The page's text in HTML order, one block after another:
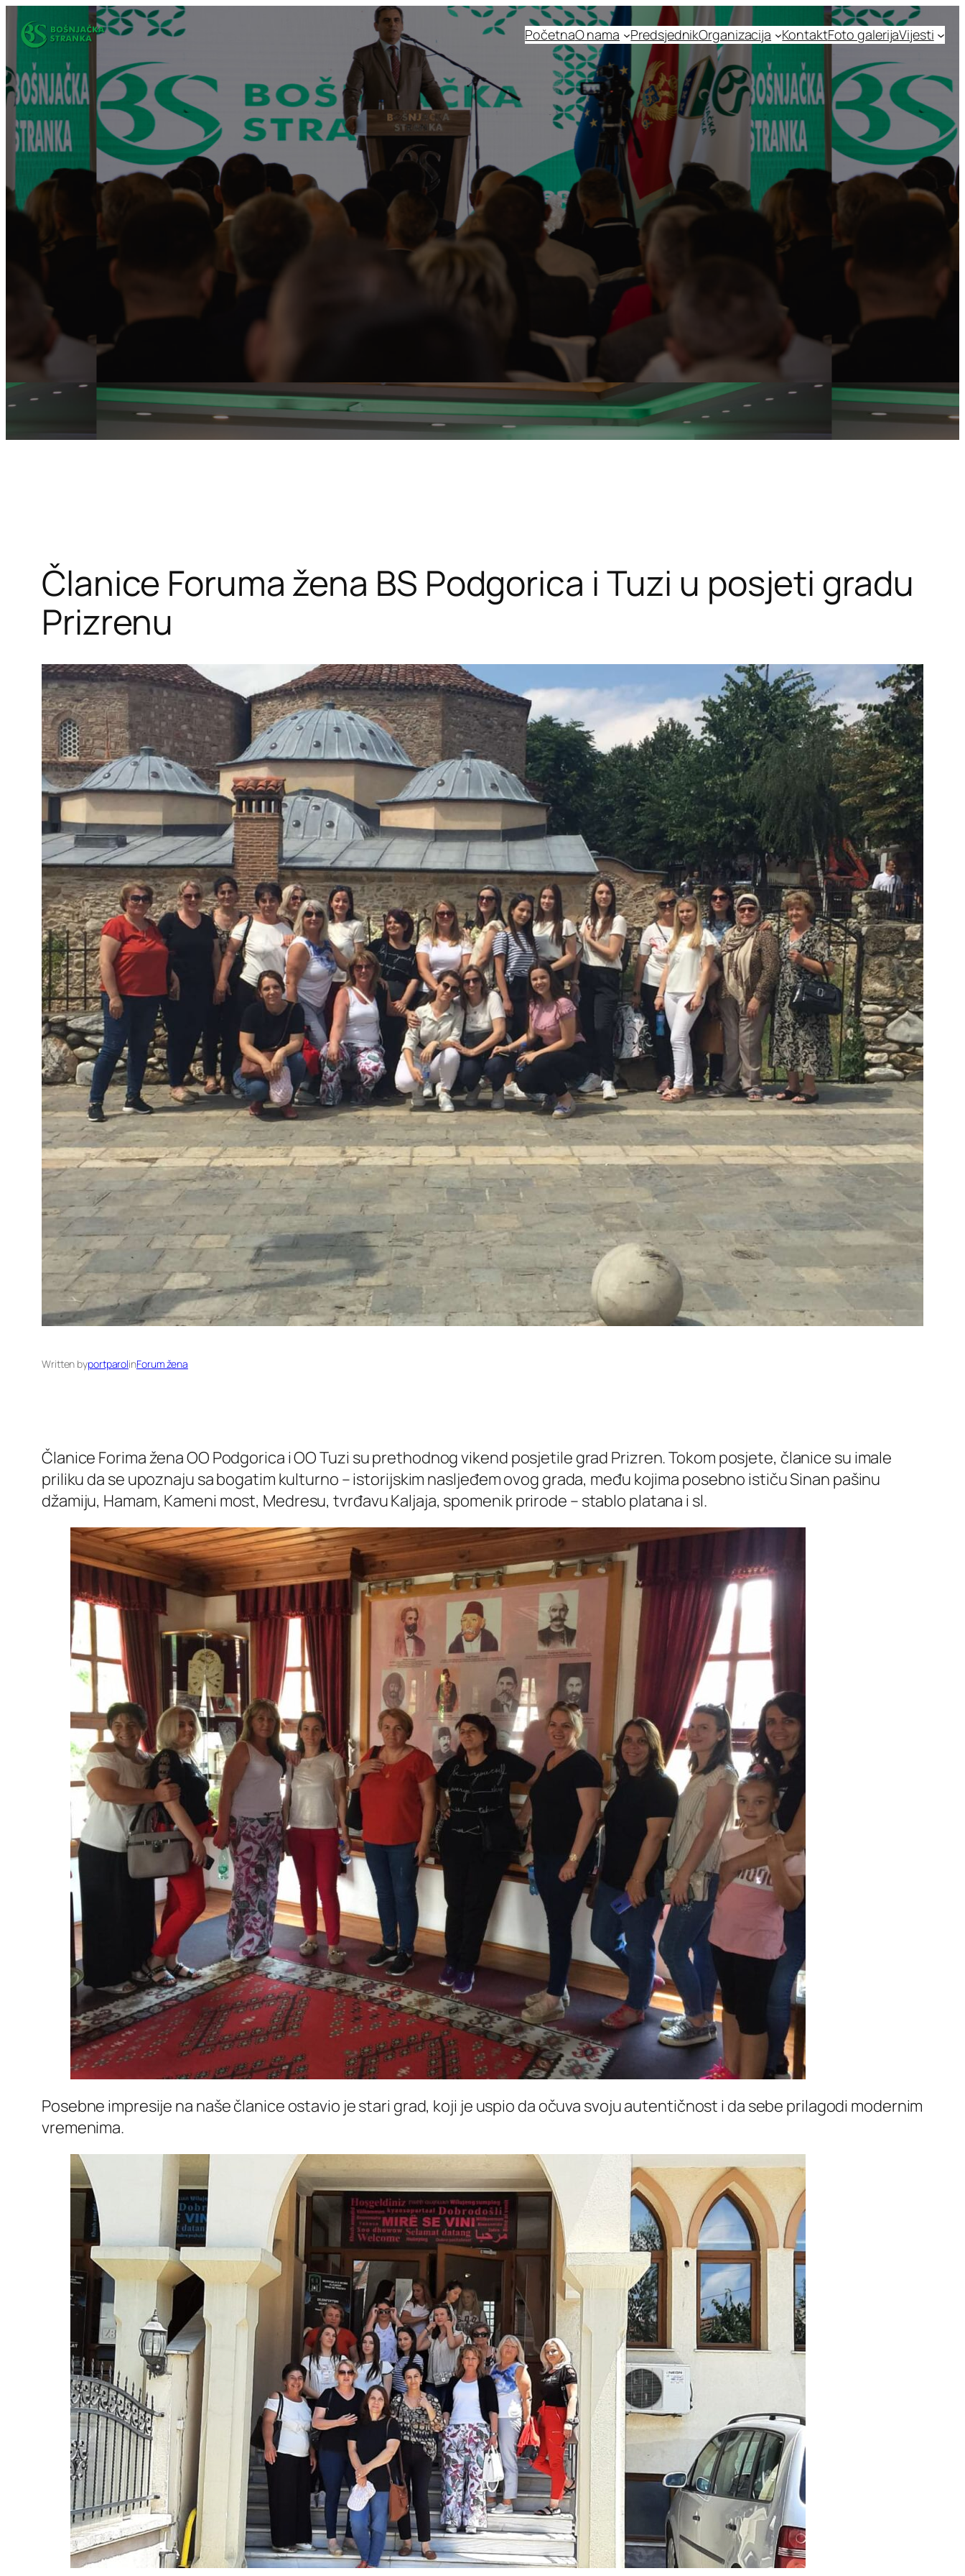
Idi
na
sadržaj
PočetnaO nama PredsjednikOrganizacija KontaktFoto galerijaVijesti
Članice Foruma žena BS Podgorica i Tuzi u posjeti gradu
Prizrenu
Written byportparolinForum žena
Članice Forima žena OO Podgorica i OO Tuzi su prethodnog vikend posjetile grad Prizren. Tokom posjete, članice su imale
priliku da se upoznaju sa bogatim kulturno – istorijskim nasljeđem ovog grada, među kojima posebno ističu Sinan pašinu
džamiju, Hamam, Kameni most, Medresu, tvrđavu Kaljaja, spomenik prirode – stablo platana i sl.
Posebne impresije na naše članice ostavio je stari grad, koji je uspio da očuva svoju autentičnost i da sebe prilagodi modernim
vremenima.